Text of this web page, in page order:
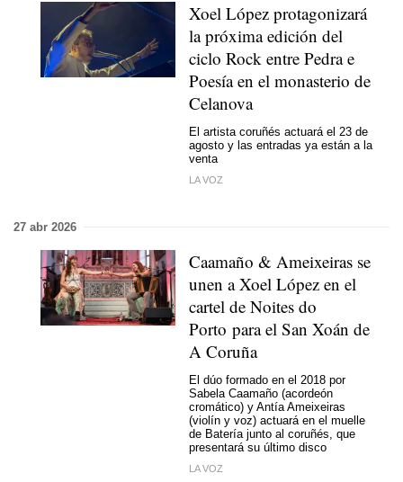
Xoel López protagonizará
la próxima edición del
ciclo Rock entre Pedra e
Poesía en el monasterio de
Celanova
El artista coruñés actuará el 23 de
agosto y las entradas ya están a la
venta
LA VOZ
27 abr 2026
Caamaño & Ameixeiras se
unen a Xoel López en el
cartel de Noites do
Porto para el San Xoán de
A Coruña
El dúo formado en el 2018 por
Sabela Caamaño (acordeón
cromático) y Antía Ameixeiras
(violín y voz) actuará en el muelle
de Batería junto al coruñés, que
presentará su último disco
LA VOZ